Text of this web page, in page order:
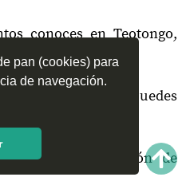
pan (cookies) para
de navegación.
conoces en Teotongo,
las Clínicas que puedes
de Rehabilitación de